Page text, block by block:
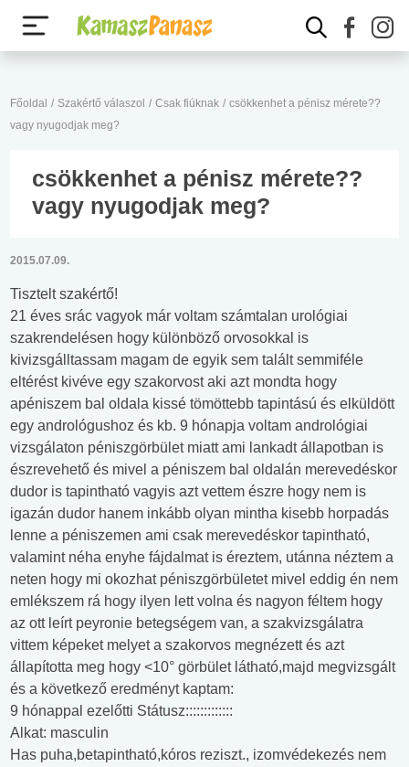
Főoldal / Szakértő válaszol / Csak fiúknak / csökkenhet a pénisz mérete??
vagy nyugodjak meg?
csökkenhet a pénisz mérete??
vagy nyugodjak meg?
2015.07.09.
Tisztelt szakértő!
21 éves srác vagyok már voltam számtalan urológiai
szakrendelésen hogy különböző orvosokkal is
kivizsgálltassam magam de egyik sem talált semmiféle
eltérést kivéve egy szakorvost aki azt mondta hogy
apéniszem bal oldala kissé tömöttebb tapintású és elküldött
egy andrológushoz és kb. 9 hónapja voltam andrológiai
vizsgálaton péniszgörbület miatt ami lankadt állapotban is
észrevehető és mivel a péniszem bal oldalán merevedéskor
dudor is tapintható vagyis azt vettem észre hogy nem is
igazán dudor hanem inkább olyan mintha kisebb horpadás
lenne a péniszemen ami csak merevedéskor tapintható,
valamint néha enyhe fájdalmat is éreztem, utánna néztem a
neten hogy mi okozhat péniszgörbületet mivel eddig én nem
emlékszem rá hogy ilyen lett volna és nagyon féltem hogy
az ott leírt peyronie betegségem van, a szakvizsgálatra
vittem képeket melyet a szakorvos megnézett és azt
állapította meg hogy <10° görbület látható,majd megvizsgált
és a következő eredményt kaptam:
9 hónappal ezelőtti Státusz:::::::::::::
Alkat: masculin
Has puha,betapintható,kóros reziszt., izomvédekezés nem